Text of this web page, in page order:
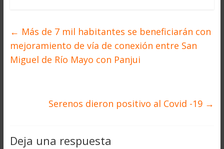
← Más de 7 mil habitantes se beneficiarán con
mejoramiento de vía de conexión entre San
Miguel de Río Mayo con Panjui
Serenos dieron positivo al Covid -19 →
Deja una respuesta